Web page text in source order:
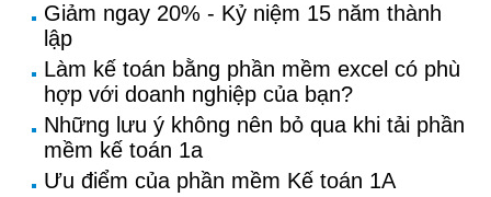
Giảm ngay 20% - Kỷ niệm 15 năm thành
lập
Làm kế toán bằng phần mềm excel có phù
hợp với doanh nghiệp của bạn?
Những lưu ý không nên bỏ qua khi tải phần
mềm kế toán 1a
Ưu điểm của phần mềm Kế toán 1A